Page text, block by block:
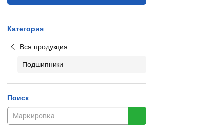
Категория
Вся продукция
Подшипники
Поиск